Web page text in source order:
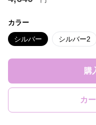
カラー
シルバー シルバー2
購
カ